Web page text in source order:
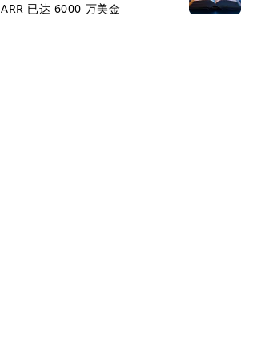
ARR 已达 6000 万美金